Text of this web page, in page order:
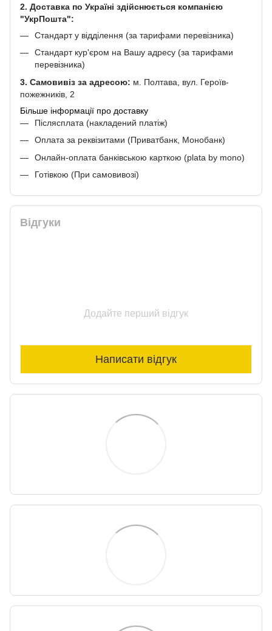
2. Доставка по Україні здійснюється компанією
"УкрПошта":
Стандарт у відділення (за тарифами перевізника)
Стандарт кур'єром на Вашу адресу (за тарифами
перевізника)
3. Самовивіз за адресою: м. Полтава, вул. Героїв-
пожежників, 2
Більше інформації про доставку
Післясплата (накладений платіж)
Оплата за реквізитами (Приватбанк, Монобанк)
Онлайн-оплата банківською карткою (plata by mono)
Готівкою (При самовивозі)
Відгуки
Додайте перший відгук
Написати відгук